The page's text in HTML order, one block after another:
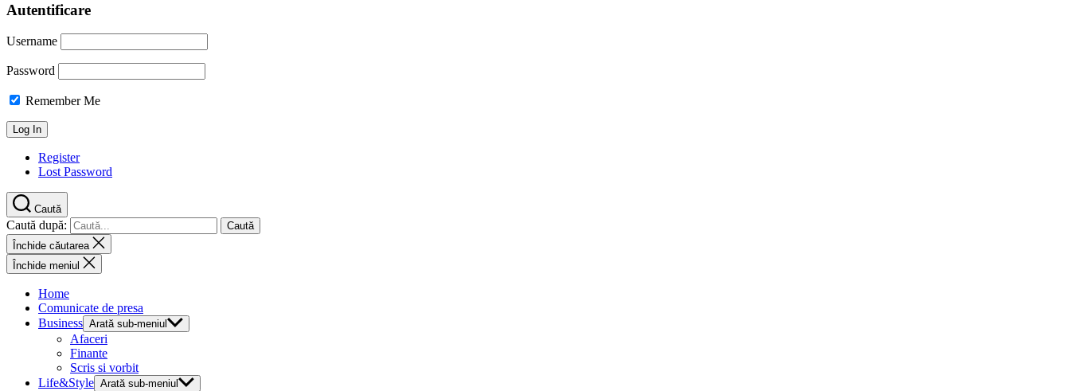
Autentificare
Username
Password
Remember Me
Register
Lost Password
Caută
Caută după:
Închide căutarea
Închide meniul
Home
Comunicate de presa
Business Arată sub-meniul
Afaceri
Finante
Scris si vorbit
Life&Style Arată sub-meniul